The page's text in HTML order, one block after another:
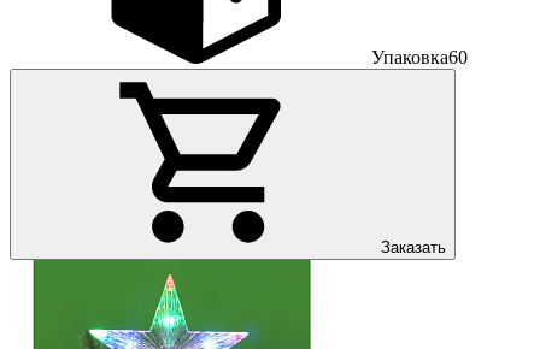
Упаковка60
Заказать